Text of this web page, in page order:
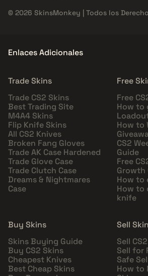
© 2026 SkinsMonkey | Todos los
Enlaces Adicionales
Trade Skins
Trade CS2 Skins
Best Trading Site
M4A4 Skins
Flip Knife Skins
All CS2 Knives
Broken Fang Gloves
Trade AK Case Hardened
Trade Glove Case
Trade Clutch Case
Dreams & Nightmares
Case
Free
Free
How to
How to
CS2
Guide
Free
Growth
How to
How to
knife
Buy Skins
Skins Buying Guide
Buy CS2 Skins
Cheapest Knives
Best Cheap Skins
Sell
Sell
Sell for
Safe
How to